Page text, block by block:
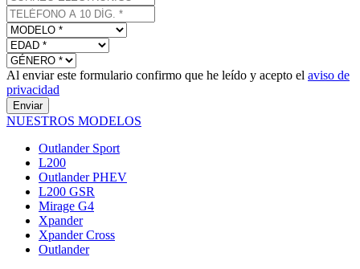
Al enviar este formulario confirmo que he leído y acepto el aviso de
privacidad
Enviar
NUESTROS MODELOS
Outlander Sport
L200
Outlander PHEV
L200 GSR
Mirage G4
Xpander
Xpander Cross
Outlander